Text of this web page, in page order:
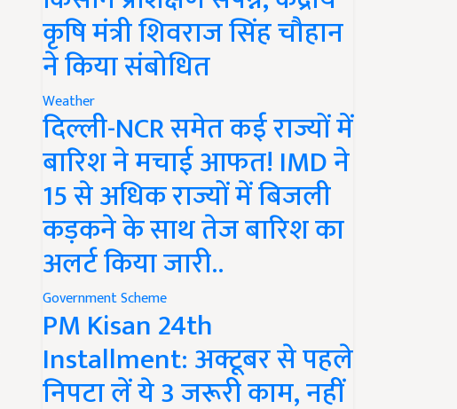
कृषि मंत्री शिवराज सिंह चौहान
ने किया संबोधित
Weather
दिल्ली-NCR समेत कई राज्यों में
बारिश ने मचाई आफत! IMD ने
15 से अधिक राज्यों में बिजली
कड़कने के साथ तेज बारिश का
अलर्ट किया जारी..
Government Scheme
PM Kisan 24th
Installment: अक्टूबर से पहले
निपटा लें ये 3 जरूरी काम, नहीं